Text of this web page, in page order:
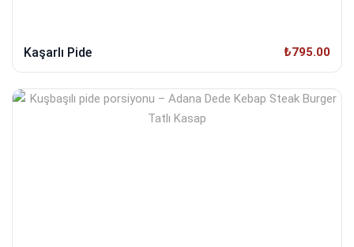
Kaşarlı Pide ₺795.00